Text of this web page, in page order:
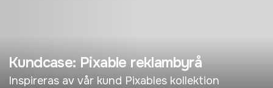
Kundcase: Pixable reklambyrå
Inspireras av vår kund Pixables kollektion